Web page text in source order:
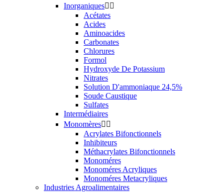
Inorganiques 
Acétates
Acides
Aminoacides
Carbonates
Chlorures
Formol
Hydroxyde De Potassium
Nitrates
Solution D'ammoniaque 24,5%
Soude Caustique
Sulfates
Intermédiaires
Monomères 
Acrylates Bifonctionnels
Inhibiteurs
Méthacrylates Bifonctionnels
Monoméres
Monoméres Acryliques
Monoméres Metacryliques
Industries Agroalimentaires